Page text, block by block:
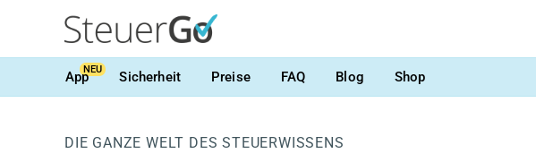
AppNEU Sicherheit Preise FAQ Blog Shop
DIE GANZE WELT DES STEUERWISSENS